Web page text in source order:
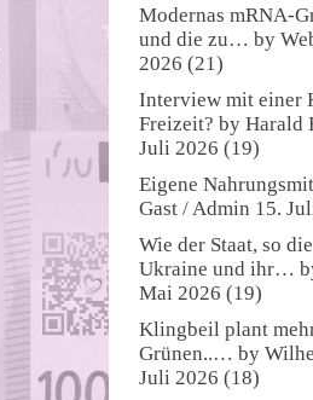
Modernas mRNA-
und die zu… by
2026 (21)
Interview mit einer
Freizeit? by Harald
Juli 2026 (19)
Eigene
Gast / Admin 15.
Wie der Staat, so
Ukraine und ihr…
Mai 2026 (19)
Klingbeil plant
Grünen..… by
Juli 2026 (18)